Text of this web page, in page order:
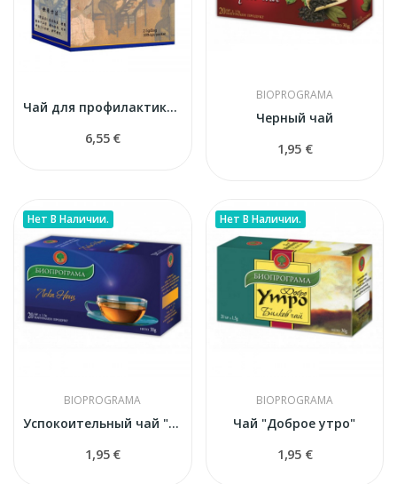
Чай для профилактики высокого кровяного давления
6,55 €
BIOPROGRAMA
Черный чай
1,95 €
Нет В Наличии.
BIOPROGRAMA
Успокоительный чай "Спокойная ночь"
1,95 €
Нет В Наличии.
BIOPROGRAMA
Чай "Доброе утро"
1,95 €